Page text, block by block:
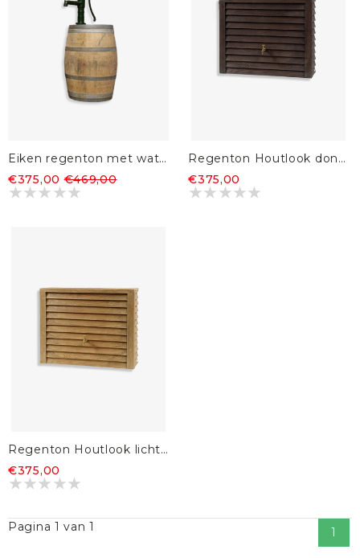
Eiken regenton met waterpomp 225L
€375,00€469,00
Regenton Houtlook donkerbruin 350L
€375,00
Regenton Houtlook lichtbruin 350L
€375,00
Pagina 1 van 1 1